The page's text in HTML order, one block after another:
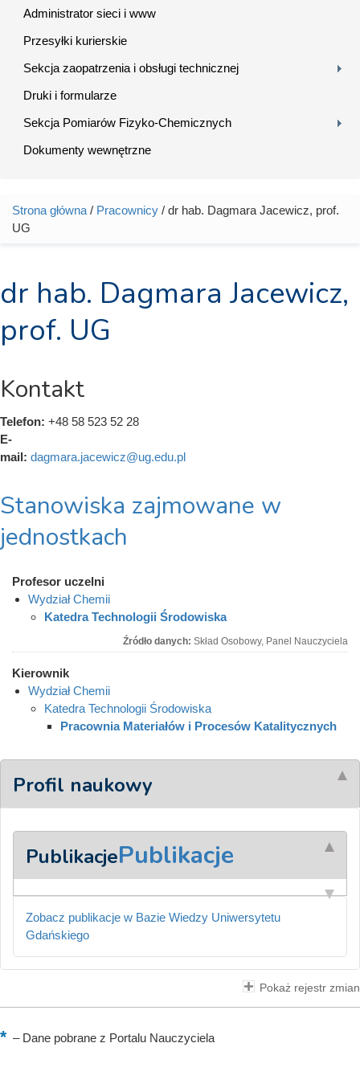
Administrator sieci i www
Przesyłki kurierskie
Sekcja zaopatrzenia i obsługi technicznej
Druki i formularze
Sekcja Pomiarów Fizyko-Chemicznych
Dokumenty wewnętrzne
Jesteś tutaj
Strona główna / Pracownicy / dr hab. Dagmara Jacewicz, prof.
UG
dr hab. Dagmara Jacewicz,
prof. UG
Kontakt
Telefon: +48 58 523 52 28
E-
mail: dagmara.jacewicz@ug.edu.pl
Stanowiska zajmowane w
jednostkach
Profesor uczelni
Wydział Chemii
Katedra Technologii Środowiska
Źródło danych: Skład Osobowy, Panel Nauczyciela
Kierownik
Wydział Chemii
Katedra Technologii Środowiska
Pracownia Materiałów i Procesów Katalitycznych
Profil naukowy
PublikacjePublikacje
Zobacz publikacje w Bazie Wiedzy Uniwersytetu
Gdańskiego
Pokaż rejestr zmian
–Dane pobrane z Portalu Nauczyciela